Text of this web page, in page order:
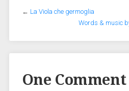
← La Viola che germoglia
Words & music
One Comment